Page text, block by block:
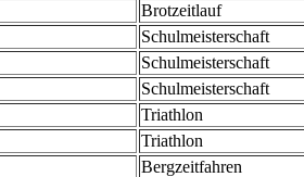
Brotzeitlauf
Schulmeisterschaft
Schulmeisterschaft
Schulmeisterschaft
Triathlon
Triathlon
Bergzeitfahren